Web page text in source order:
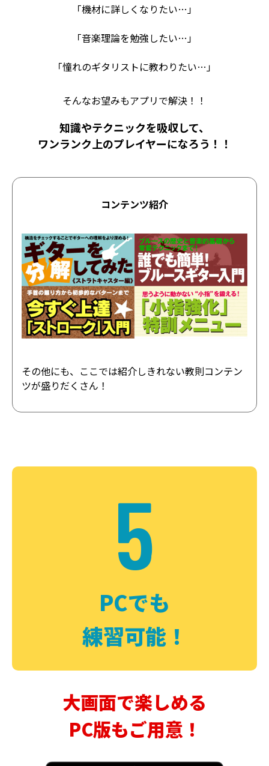
「機材に詳しくなりたい…」
「音楽理論を勉強したい…」
「憧れのギタリストに教わりたい…」
そんなお望みもアプリで解決！！
知識やテクニックを吸収して、
ワンランク上のプレイヤーになろう！！
コンテンツ紹介
その他にも、ここでは紹介しきれない教則コンテン
ツが盛りだくさん！
5
PCでも
練習可能！
大画面で楽しめる
PC版もご用意！